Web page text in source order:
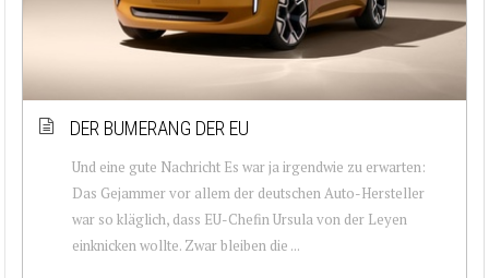
DER BUMERANG DER EU
Und eine gute Nachricht Es war ja irgendwie zu erwarten:
Das Gejammer vor allem der deutschen Auto-Hersteller
war so kläglich, dass EU-Chefin Ursula von der Leyen
einknicken wollte. Zwar bleiben die ...